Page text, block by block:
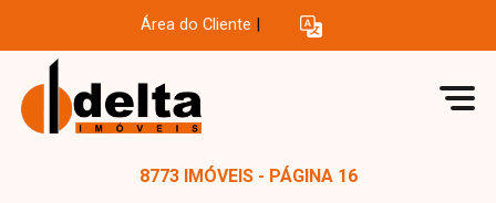
Área do Cliente
8773 IMÓVEIS - PÁGINA 16